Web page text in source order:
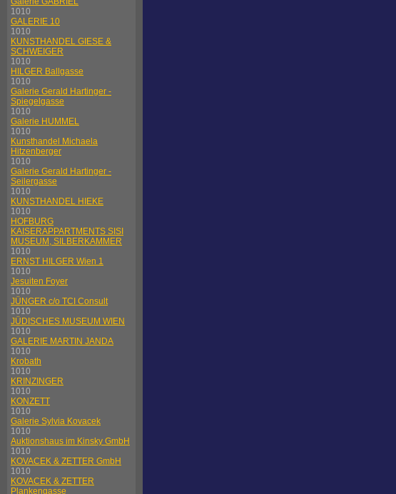
1010
GALERIE 10
1010
KUNSTHANDEL GIESE &
SCHWEIGER
1010
HILGER Ballgasse
1010
Galerie Gerald Hartinger -
Spiegelgasse
1010
Galerie HUMMEL
1010
Kunsthandel Michaela
Hitzenberger
1010
Galerie Gerald Hartinger -
Seilergasse
1010
KUNSTHANDEL HIEKE
1010
HOFBURG
KAISERAPPARTMENTS SISI
MUSEUM, SILBERKAMMER
1010
ERNST HILGER Wien 1
1010
Jesuiten Foyer
1010
JÜNGER c/o TCI Consult
1010
JÜDISCHES MUSEUM WIEN
1010
GALERIE MARTIN JANDA
1010
Krobath
1010
KRINZINGER
1010
KONZETT
1010
Galerie Sylvia Kovacek
1010
Auktionshaus im Kinsky GmbH
1010
KOVACEK & ZETTER GmbH
1010
KOVACEK & ZETTER
Plankengasse